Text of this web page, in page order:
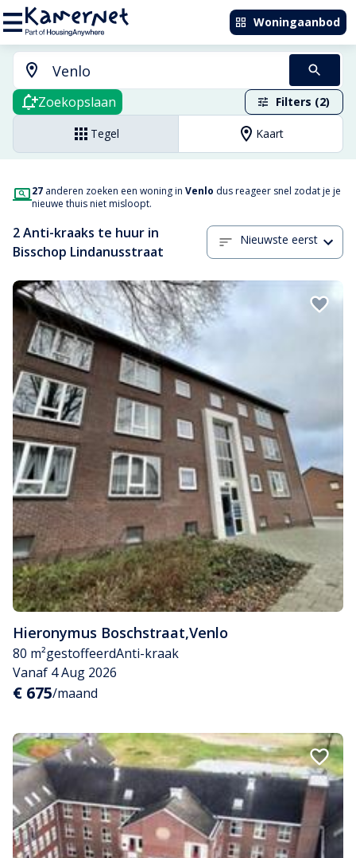
Woningaanbod
Zoekopslaan Filters (2)
Tegel Kaart
27 anderen zoeken een woning in Venlo dus reageer snel zodat je je
nieuwe thuis niet misloopt.
2 Anti-kraaks te huur in
Bisschop Lindanusstraat
Nieuwste eerst
Hieronymus Boschstraat,Venlo
80 m²gestoffeerdAnti-kraak
Vanaf 4 Aug 2026
€ 675/maand